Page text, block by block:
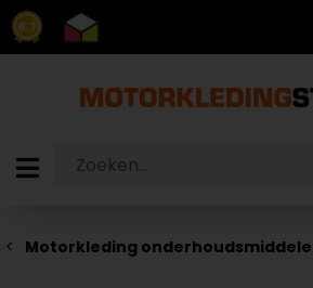
8.7
Motorkleding